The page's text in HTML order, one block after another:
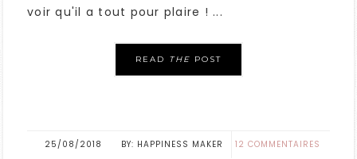
voir qu'il a tout pour plaire ! ...
READ THE POST
25/08/2018 HAPPINESS MAKER
12 COMMENTAIRES